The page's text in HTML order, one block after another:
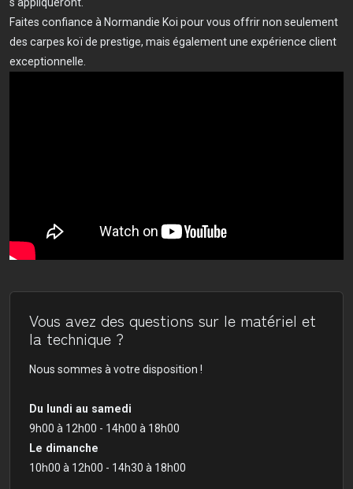
s'appliqueront.
Faites confiance à Normandie Koi pour vous offrir non seulement
des carpes koï de prestige, mais également une expérience client
exceptionnelle.
Vous avez des questions sur le matériel et
la technique ?
Nous sommes à votre disposition !
Du lundi au samedi
9h00 à 12h00 - 14h00 à 18h00
Le dimanche
10h00 à 12h00 - 14h30 à 18h00